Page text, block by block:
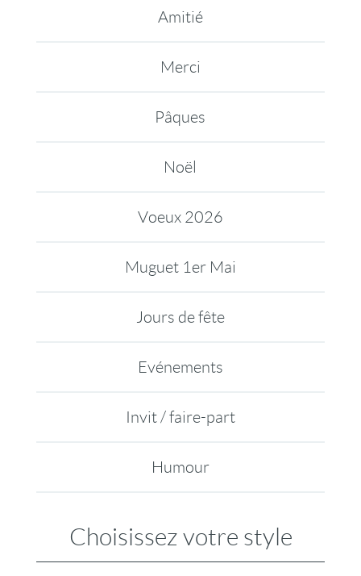
Amitié
Merci
Pâques
Noël
Voeux 2026
Muguet 1er Mai
Jours de fête
Evénements
Invit / faire-part
Humour
Choisissez votre style